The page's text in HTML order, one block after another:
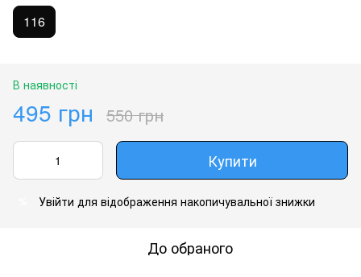
116
В наявності
495 грн 550 грн
Купити
Увійти для відображення накопичувальної знижки
До обраного